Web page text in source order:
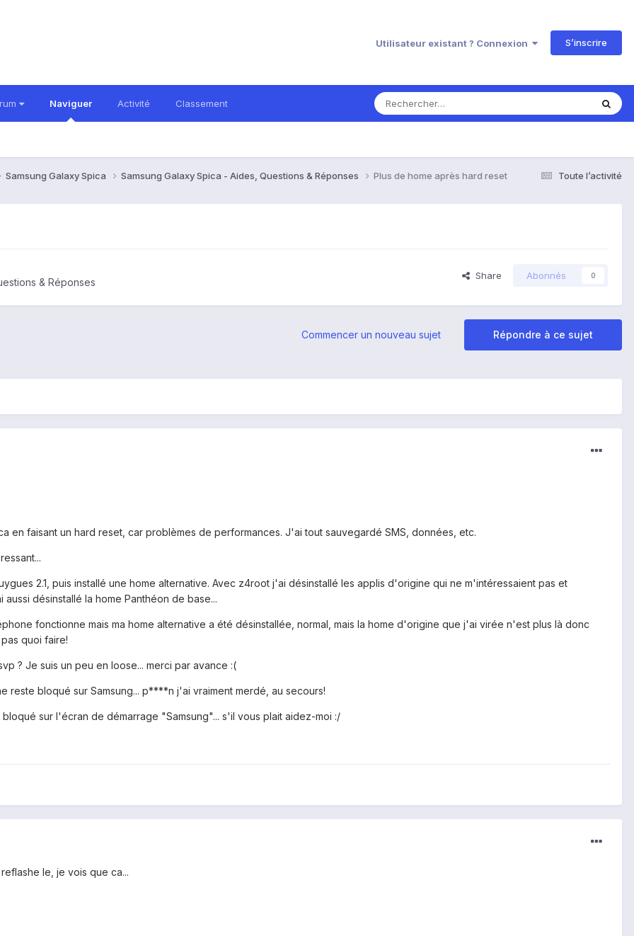
Utilisateur existant ? Connexion S’inscrire
Naviguer Activité Classement
Toute l’activité
Samsung Galaxy Spica Samsung Galaxy Spica - Aides, Questions & Réponses Plus de home après hard reset
& Réponses
Share Abonnés 0
Répondre à ce sujet
Commencer un nouveau sujet
en faisant un hard reset, car problèmes de performances. J'ai tout sauvegardé SMS, données, etc.
2.1, puis installé une home alternative. Avec z4root j'ai désinstallé les applis d'origine qui ne m'intéressaient pas et
désinstallé la home Panthéon de base...
fonctionne mais ma home alternative a été désinstallée, normal, mais la home d'origine que j'ai virée n'est plus là donc
quoi faire!
? Je suis un peu en loose... merci par avance :(
reste bloqué sur Samsung... p****n j'ai vraiment merdé, au secours!
sur l'écran de démarrage "Samsung"... s'il vous plait aidez-moi :/
le, je vois que ca...